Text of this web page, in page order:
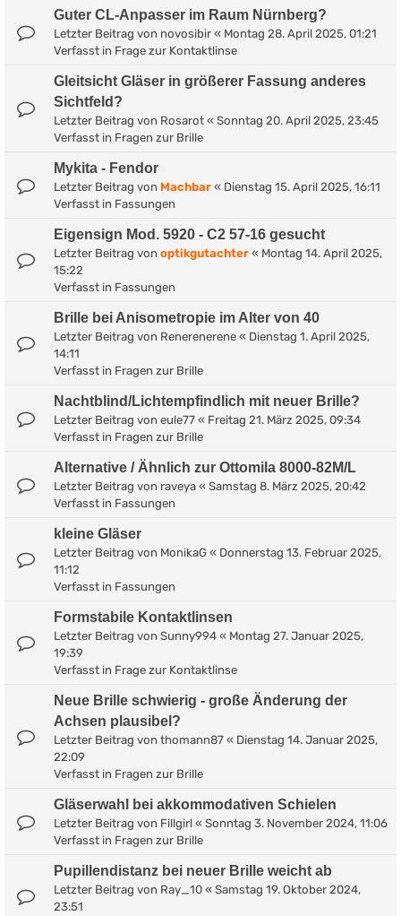
Guter CL-Anpasser im Raum Nürnberg?
Letzter Beitrag von novosibir « Montag 28. April 2025, 01:21
Verfasst in Frage zur Kontaktlinse
Gleitsicht Gläser in größerer Fassung anderes
Sichtfeld?
Letzter Beitrag von Rosarot « Sonntag 20. April 2025, 23:45
Verfasst in Fragen zur Brille
Mykita - Fendor
Letzter Beitrag von Machbar « Dienstag 15. April 2025, 16:11
Verfasst in Fassungen
Eigensign Mod. 5920 - C2 57-16 gesucht
Letzter Beitrag von optikgutachter « Montag 14. April 2025,
15:22
Verfasst in Fassungen
Brille bei Anisometropie im Alter von 40
Letzter Beitrag von Renerenerene « Dienstag 1. April 2025,
14:11
Verfasst in Fragen zur Brille
Nachtblind/Lichtempfindlich mit neuer Brille?
Letzter Beitrag von eule77 « Freitag 21. März 2025, 09:34
Verfasst in Fragen zur Brille
Alternative / Ähnlich zur Ottomila 8000-82M/L
Letzter Beitrag von raveya « Samstag 8. März 2025, 20:42
Verfasst in Fassungen
kleine Gläser
Letzter Beitrag von MonikaG « Donnerstag 13. Februar 2025,
11:12
Verfasst in Fassungen
Formstabile Kontaktlinsen
Letzter Beitrag von Sunny994 « Montag 27. Januar 2025,
19:39
Verfasst in Frage zur Kontaktlinse
Neue Brille schwierig - große Änderung der
Achsen plausibel?
Letzter Beitrag von thomann87 « Dienstag 14. Januar 2025,
22:09
Verfasst in Fragen zur Brille
Gläserwahl bei akkommodativen Schielen
Letzter Beitrag von Fillgirl « Sonntag 3. November 2024, 11:06
Verfasst in Fragen zur Brille
Pupillendistanz bei neuer Brille weicht ab
Letzter Beitrag von Ray_10 « Samstag 19. Oktober 2024,
23:51